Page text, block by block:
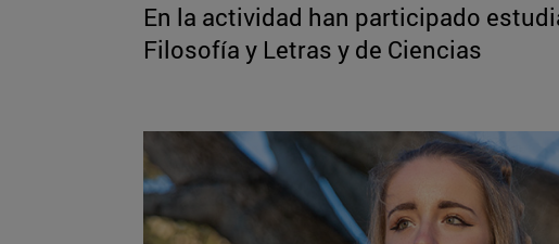
En la actividad han participado
Filosofía y Letras y de Ciencias